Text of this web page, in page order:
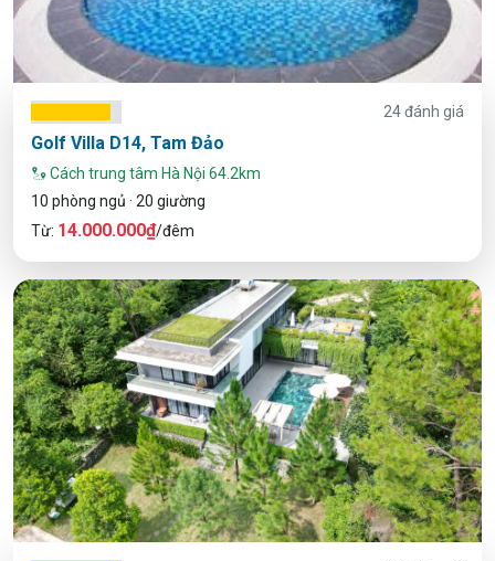
24 đánh giá
Golf Villa D14, Tam Đảo
Cách trung tâm Hà Nội 64.2km
10 phòng ngủ · 20 giường
Từ: 14.000.000₫/đêm